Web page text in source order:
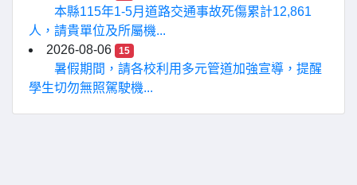
本縣115年1-5月道路交通事故死傷累計12,861
人，請貴單位及所屬機...
2026-08-06
15
暑假期間，請各校利用多元管道加強宣導，提醒
學生切勿無照駕駛機...